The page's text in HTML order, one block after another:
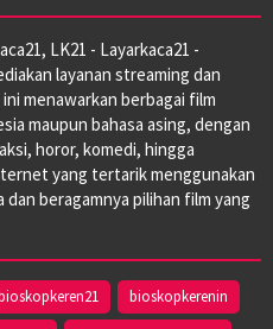
LK21 - Layarkaca21 -
layanan streaming dan
menawarkan berbagai film
maupun bahasa asing, dengan
horor, komedi, hingga
yang tertarik menggunakan
dan beragamnya pilihan film yang
bioskopkerenin